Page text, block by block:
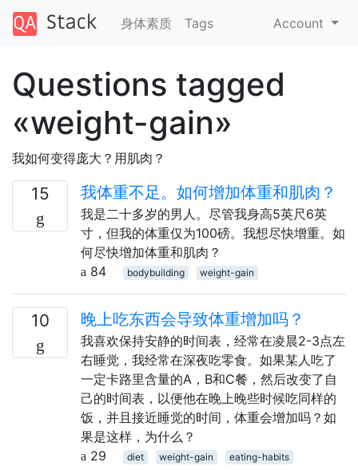
身体素质 Tags Account
Questions tagged
«weight-gain»
我如何变得庞大？用肌肉？
15 我体重不足。如何增加体重和肌肉？
我是二十多岁的男人。尽管我身高5英尺6英
寸，但我的体重仅为100磅。我想尽快增重。如
何尽快增加体重和肌肉？
84
bodybuilding weight-gain
10 晚上吃东西会导致体重增加吗？
我喜欢保持安静的时间表，经常在凌晨2-3点左
右睡觉，我经常在深夜吃零食。如果某人吃了
一定卡路里含量的A，B和C餐，然后改变了自
己的时间表，以便他在晚上晚些时候吃同样的
饭，并且接近睡觉的时间，体重会增加吗？如
果是这样，为什么？
29
diet weight-gain eating-habits